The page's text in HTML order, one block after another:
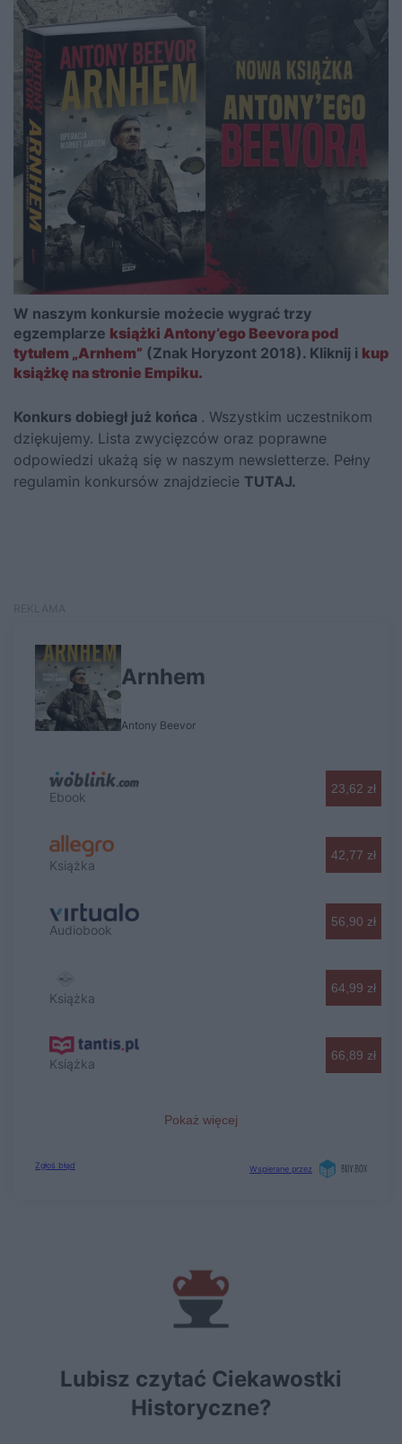
W naszym konkursie możecie wygrać trzy
egzemplarze książki Antony’ego Beevora pod
tytułem „Arnhem” (Znak Horyzont 2018). Kliknij i kup
książkę na stronie Empiku.
Konkurs dobiegł już końca . Wszystkim uczestnikom
dziękujemy. Lista zwycięzców oraz poprawne
odpowiedzi ukażą się w naszym newsletterze. Pełny
regulamin konkursów znajdziecie TUTAJ.